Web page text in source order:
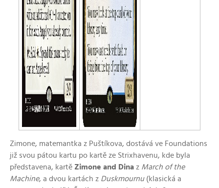
Zimone, matemantka z Puštíkova, dostává ve Foundations
již svou pátou kartu po kartě ze Strixhavenu, kde byla
představena, kartě Zimone and Dina z March of the
Machine, a dvou kartách z Duskmournu(klasická a